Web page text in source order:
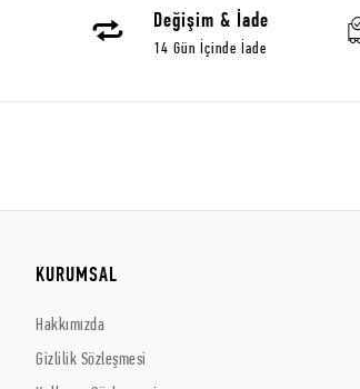
Değişim & İade
14 Gün İçinde İade
KURUMSAL
Hakkımızda
Gizlilik Sözleşmesi